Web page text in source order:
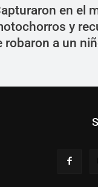
en el
y
robaron a un